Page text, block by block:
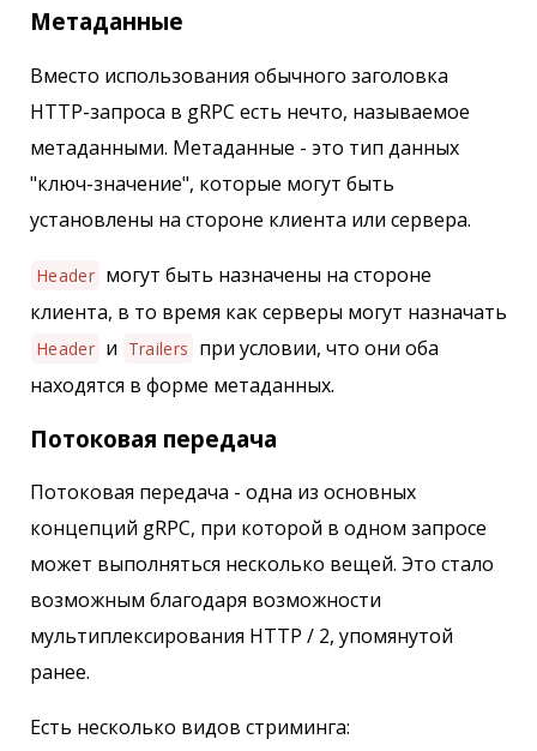
Метаданные
Вместо использования обычного заголовка
HTTP-запроса в gRPC есть нечто, называемое
метаданными. Метаданные - это тип данных
"ключ-значение", которые могут быть
установлены на стороне клиента или сервера.
Header могут быть назначены на стороне
клиента, в то время как серверы могут назначать
Header и Trailers при условии, что они оба
находятся в форме метаданных.
Потоковая передача
Потоковая передача - одна из основных
концепций gRPC, при которой в одном запросе
может выполняться несколько вещей. Это стало
возможным благодаря возможности
мультиплексирования HTTP / 2, упомянутой
ранее.
Есть несколько видов стриминга: